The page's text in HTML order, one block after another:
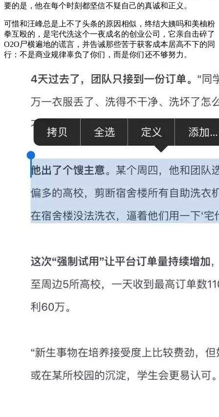
要的是，他在每个时刻都坚信不疑自己的真诚和正义。
可惜和汪峰总是上不了头条的原因相似，终结大姨吗和美柚粉
拳互殴的，是宅代洗这个一夜成名的创业公司，它亲自击碎了
O2O尸横遍地的谎言，并告诫那些苦于获客成本居高不下的同
行：不是商业规律辜负了你们，而是你们还不够努力。